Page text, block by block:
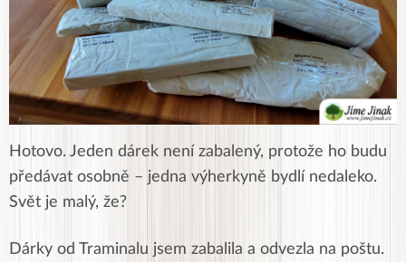
Hotovo. Jeden dárek není zabalený, protože ho budu
předávat osobně – jedna výherkyně bydlí nedaleko.
Svět je malý, že?
Dárky od Traminalu jsem zabalila a odvezla na poštu.